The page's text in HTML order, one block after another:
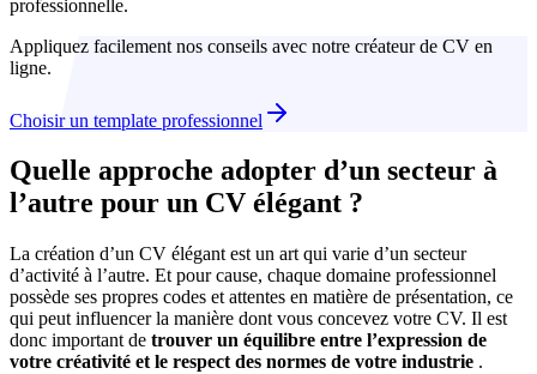
professionnelle.
Appliquez facilement nos conseils avec notre créateur de CV en
ligne.
Choisir un template professionnel
Quelle approche adopter d’un secteur à
l’autre pour un CV élégant ?
La création d’un CV élégant est un art qui varie d’un secteur
d’activité à l’autre. Et pour cause, chaque domaine professionnel
possède ses propres codes et attentes en matière de présentation, ce
qui peut influencer la manière dont vous concevez votre CV. Il est
donc important de trouver un équilibre entre l’expression de
votre créativité et le respect des normes de votre industrie .